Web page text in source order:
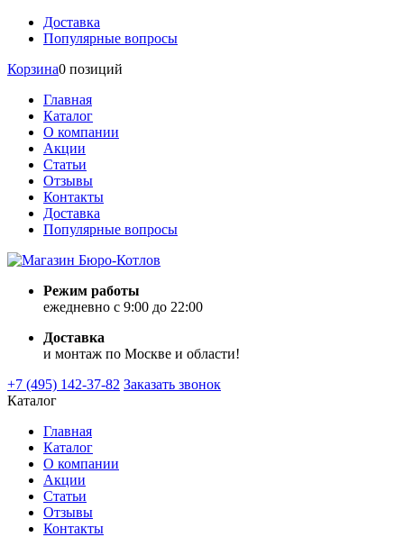
Доставка
Популярные вопросы
Корзина0 позиций
Главная
Каталог
О компании
Акции
Статьи
Отзывы
Контакты
Доставка
Популярные вопросы
Режим работы
ежедневно с 9:00 до 22:00
Доставка
и монтаж по Москве и области!
+7 (495) 142-37-82 Заказать звонок
Каталог
Главная
Каталог
О компании
Акции
Статьи
Отзывы
Контакты